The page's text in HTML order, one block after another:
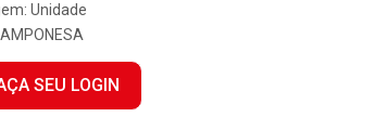
Unidade
SEU LOGIN